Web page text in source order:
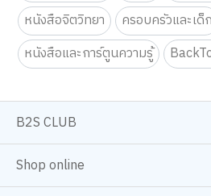
หนังสือจิตวิทยา
ครอบครัวและเด็ก
หนังสือและการ์ตูนความรู้
B2S CLUB
Shop online